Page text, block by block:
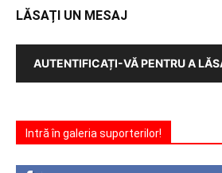
LĂSAȚI UN MESAJ
AUTENTIFICAȚI-VĂ PENTRU A
Intră în galeria suporterilor!